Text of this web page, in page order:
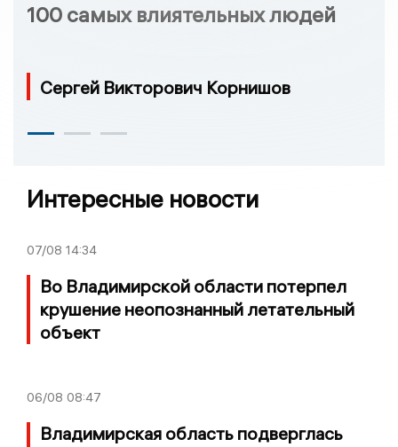
100 самых влиятельных людей
Сергей Викторович Корнишов
Интересные новости
07/08 14:34
Во Владимирской области потерпел
крушение неопознанный летательный
объект
06/08 08:47
Владимирская область подверглась